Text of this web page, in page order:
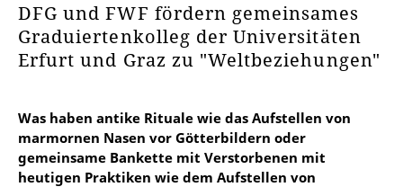
DFG und FWF fördern gemeinsames
Graduiertenkolleg der Universitäten
Erfurt und Graz zu "Weltbeziehungen"
Was haben antike Rituale wie das Aufstellen von
marmornen Nasen vor Götterbildern oder
gemeinsame Bankette mit Verstorbenen mit
heutigen Praktiken wie dem Aufstellen von